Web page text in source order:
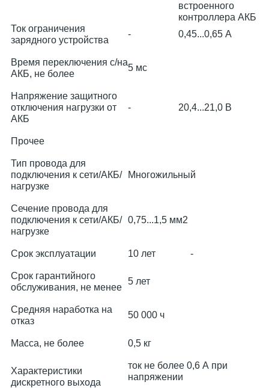
встроенного
контроллера АКБ
Ток ограничения
зарядного устройства
- 0,45...0,65 А
Время переключения с/на
АКБ, не более
5 мс
Напряжение защитного
отключения нагрузки от
АКБ
- 20,4...21,0 В
Прочее
Тип провода для
подключения к сети/АКБ/
нагрузке
Многожильный
Сечение провода для
подключения к сети/АКБ/
нагрузке
0,75...1,5 мм2
Срок эксплуатации 10 лет -
Срок гарантийного
обслуживания, не менее
5 лет
Средняя наработка на
отказ
50 000 ч
Масса, не более 0,5 кг
Характеристики
дискретного выхода
ток не более 0,6 А при
напряжении